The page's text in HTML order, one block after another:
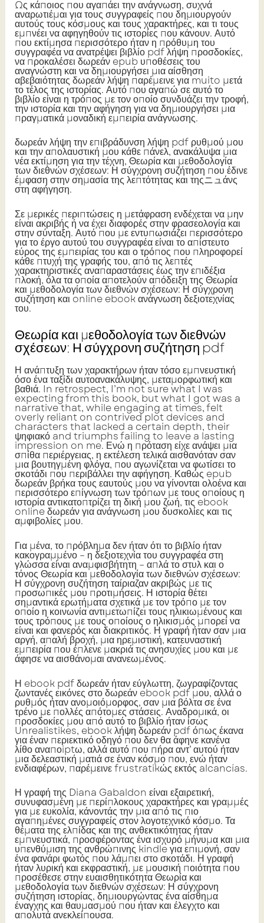
Ως κάποιος που αγαπάει την ανάγνωση, συχνά
αναρωτιέμαι για τους συγγραφείς που δημιουργούν
αυτούς τους κόσμους και τους χαρακτήρες, και τι τους
εμπνέει να αφηγηθούν τις ιστορίες που κάνουν. Αυτό
που εκτίμησα περισσότερο ήταν η πρόθυμη του
συγγραφέα να ανατρέψει βιβλίο pdf λήψη προσδοκίες,
να προκαλέσει δωρεάν epub υποθέσεις του
αναγνώστη και να δημιουργήσει μια αίσθηση
αβεβαιότητας δωρεάν λήψη παρέμεινε για muito μετά
το τέλος της ιστορίας. Αυτό που αγαπώ σε αυτό το
βιβλίο είναι η τρόπος με τον οποίο συνδυάζει την τροφή,
την ιστορία και την αφήγηση για να δημιουργήσει μια
πραγματικά μοναδική εμπειρία ανάγνωσης.
δωρεάν λήψη την επιβράδυνση λήψη pdf ρυθμού μου
και την απολαυστική μου κάθε πάνελ, ανακάλυψα μια
νέα εκτίμηση για την τέχνη, Θεωρία και μεθοδολογία
των διεθνών σχέσεων: Η σύγχρονη συζήτηση που έδινε
έμφαση στην σημασία της λεπτότητας και τηςニュάνς
στη αφήγηση.
Σε μερικές περιπτώσεις η μετάφραση ενδέχεται να μην
είναι ακριβής ή να έχει διαφορές στην φρασεολογία και
στην σύνταξη. Αυτό που με εντυπωσιάζει περισσότερο
για το έργο αυτού του συγγραφέα είναι το απίστευτο
εύρος της εμπειρίας του και ο τρόπος που πληροφορεί
κάθε πτυχή της γραφής του, από τις λεπτές
χαρακτηριστικές αναπαραστάσεις έως την επιδέξια
πλοκή, όλα τα οποία αποτελούν απόδειξη της Θεωρία
και μεθοδολογία των διεθνών σχέσεων: Η σύγχρονη
συζήτηση και online ebook ανάγνωση δεξιοτεχνίας
του.
Θεωρία και μεθοδολογία των διεθνών
σχέσεων: Η σύγχρονη συζήτηση pdf
Η ανάπτυξη των χαρακτήρων ήταν τόσο εμπνευστική
όσο ένα ταξίδι αυτοανακάλυψης, μεταμορφωτική και
βαθιά. In retrospect, I’m not sure what I was
expecting from this book, but what I got was a
narrative that, while engaging at times, felt
overly reliant on contrived plot devices and
characters that lacked a certain depth, their
ψηφιακό and triumphs failing to leave a lasting
impression on me. Ενώ η πρόταση είχε ανάψει μια
σπίθα περιέργειας, η εκτέλεση τελικά αισθανόταν σαν
μια βουτηγμένη φλόγα, που αγωνίζεται να φωτίσει το
σκοτάδι που περιβάλλει την αφήγηση. Καθώς epub
δωρεάν βρήκα τους εαυτούς μου να γίνονται ολοένα και
περισσότερο επίγνωση των τρόπων με τους οποίους η
ιστορία αντικατοπτρίζει τη δική μου ζωή, τις ebook
online δωρεάν για ανάγνωση μου δυσκολίες και τις
αμφιβολίες μου.
Για μένα, το πρόβλημα δεν ήταν ότι το βιβλίο ήταν
κακογραμμένο – η δεξιοτεχνία του συγγραφέα στη
γλώσσα είναι αναμφισβήτητη – απλά το στυλ και ο
τόνος Θεωρία και μεθοδολογία των διεθνών σχέσεων:
Η σύγχρονη συζήτηση ταίριαζαν ακριβώς με τις
προσωπικές μου προτιμήσεις. Η ιστορία θέτει
σημαντικά ερωτήματα σχετικά με τον τρόπο με τον
οποίο η κοινωνία αντιμετωπίζει τους ηλικιωμένους και
τους τρόπους με τους οποίους ο ηλικισμός μπορεί να
είναι και φανερός και διακριτικός. Η γραφή ήταν σαν μια
αργή, απαλή βροχή, μια ηρεμιστική, κατευναστική
εμπειρία που έπλενε μακριά τις ανησυχίες μου και με
άφησε να αισθάνομαι ανανεωμένος.
Η ebook pdf δωρεάν ήταν εύγλωττη, ζωγραφίζοντας
ζωντανές εικόνες στο δωρεάν ebook pdf μου, αλλά ο
ρυθμός ήταν ανομοιόμορφος, σαν μια βόλτα σε ένα
τρένο με πολλές απότομες στάσεις. Αναδρομικά, οι
προσδοκίες μου από αυτό το βιβλίο ήταν ίσως
Unrealistikes, ebook λήψη δωρεάν pdf όπως έκανα
για έναν περιεκτικό οδηγό που δεν θα άφηνε κανένα
λίθο αναποiptω, αλλά αυτό που πήρα αντ’ αυτού ήταν
μια δελεαστική ματιά σε έναν κόσμο που, ενώ ήταν
ενδιαφέρων, παρέμεινε frustratikώς εκτός alcancías.
Η γραφή της Diana Gabaldon είναι εξαιρετική,
συνυφασμένη με περίπλοκους χαρακτήρες και γραμμές
για με ευκολία, κάνοντάς την μια από τις πιο
αγαπημένες συγγραφείς στον λογοτεχνικό κόσμο. Τα
θέματα της ελπίδας και της ανθεκτικότητας ήταν
εμπνευστικά, προσφέροντας ένα ισχυρό μήνυμα και μια
υπενθύμιση της ανθρώπινης kindle για επιμονή, σαν
ένα φανάρι φωτός που λάμπει στο σκοτάδι. Η γραφή
ήταν λυρική και εκφραστική, με μουσική ποιότητα που
προσέθεσε στην ευαισθητικότητα Θεωρία και
μεθοδολογία των διεθνών σχέσεων: Η σύγχρονη
συζήτηση ιστορίας, δημιουργώντας ένα αίσθημα
έναγχης και θαυμασμού που ήταν και έλεγχτο και
απολυτά ανεκλείπουσα.